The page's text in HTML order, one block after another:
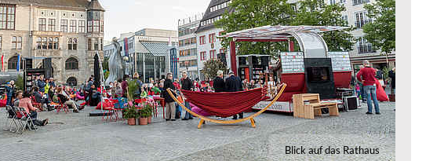
Blick auf das Rathaus